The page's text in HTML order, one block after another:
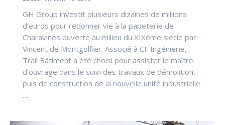
GH Group investit plusieurs dizaines de millions
d’euros pour redonner vie à la papeterie de
Charavines ouverte au milieu du XIXème siècle par
Vincent de Montgolfier. Associé à CF Ingénierie,
Trail Bâtiment a été choisi pour assister le maître
d’ouvrage dans le suivi des travaux de démolition,
puis de construction de la nouvelle unité industrielle.
…